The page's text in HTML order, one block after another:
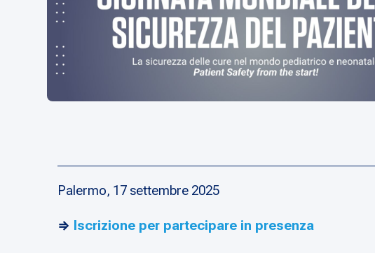
Palermo, 17 settembre 2025
⇒ Iscrizione per partecipare in presenza